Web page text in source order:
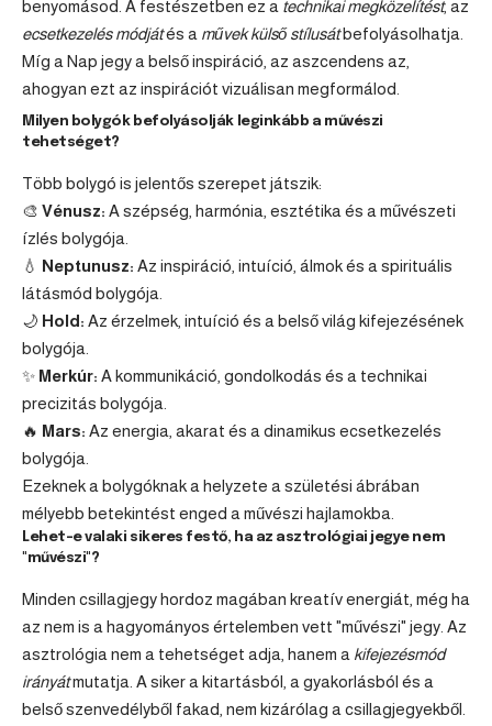
benyomásod. A festészetben ez a technikai megközelítést, az
ecsetkezelés módjátés a művek külső stílusátbefolyásolhatja.
Míg a Nap jegy a belső inspiráció, az aszcendens az,
ahogyan ezt az inspirációt vizuálisan megformálod.
Milyen bolygók befolyásolják leginkább a művészi
tehetséget?
Több bolygó is jelentős szerepet játszik:
🎨 Vénusz: A szépség, harmónia, esztétika és a művészeti
ízlés bolygója.
💧 Neptunusz: Az inspiráció, intuíció, álmok és a spirituális
látásmód bolygója.
🌙 Hold: Az érzelmek, intuíció és a belső világ kifejezésének
bolygója.
✨ Merkúr: A kommunikáció, gondolkodás és a technikai
precizitás bolygója.
🔥 Mars: Az energia, akarat és a dinamikus ecsetkezelés
bolygója.
Ezeknek a bolygóknak a helyzete a születési ábrában
mélyebb betekintést enged a művészi hajlamokba.
Lehet-e valaki sikeres festő, ha az asztrológiai jegye nem
"művészi"?
Minden csillagjegy hordoz magában kreatív energiát, még ha
az nem is a hagyományos értelemben vett "művészi" jegy. Az
asztrológia nem a tehetséget adja, hanem a kifejezésmód
irányátmutatja. A siker a kitartásból, a gyakorlásból és a
belső szenvedélyből fakad, nem kizárólag a csillagjegyekből.